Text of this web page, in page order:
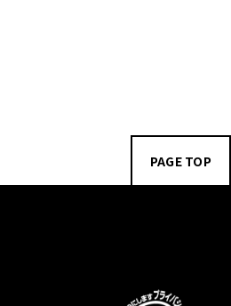
PAGE TOP